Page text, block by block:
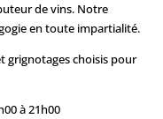
de vins. Notre
en toute impartialité.
grignotages choisis pour
à 21h00